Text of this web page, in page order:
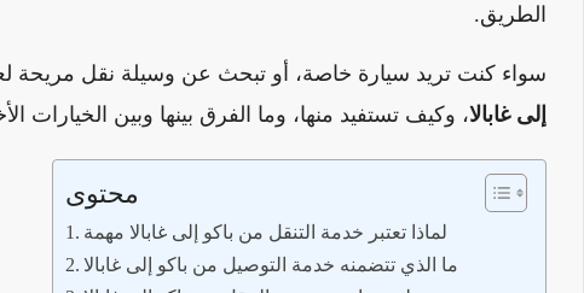
الطريق.
سواء كنت تريد سيارة خاصة، أو تبحث عن وسيلة نقل مريحة
إلى غابالا، وكيف تستفيد منها، وما الفرق بينها وبين
محتوى
لماذا تعتبر خدمة التنقل من باكو إلى غابالا مهمة
ما الذي تتضمنه خدمة التوصيل من باكو إلى غابالا